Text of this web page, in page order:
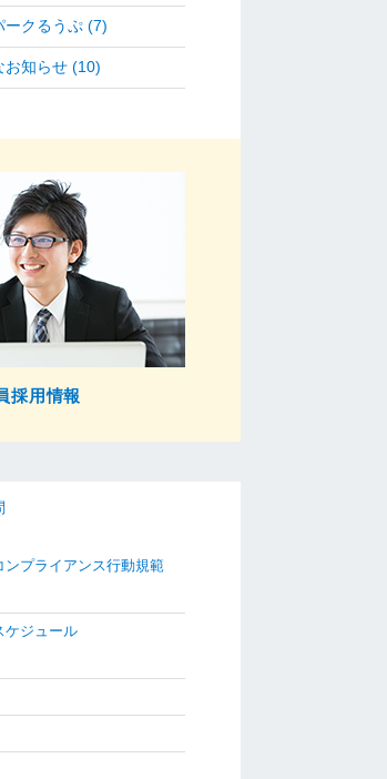
ークるうぷ (7)
お知らせ (10)
採用情報
ンプライアンス行動規範
ケジュール